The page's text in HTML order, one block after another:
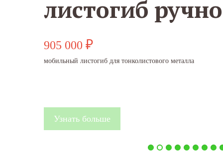
905 000 ₽
мобильный листогиб для тонколистового металла
Узнать больше